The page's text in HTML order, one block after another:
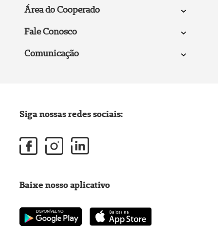
Área do Cooperado
Fale Conosco
Comunicação
Siga nossas redes sociais:
Baixe nosso aplicativo